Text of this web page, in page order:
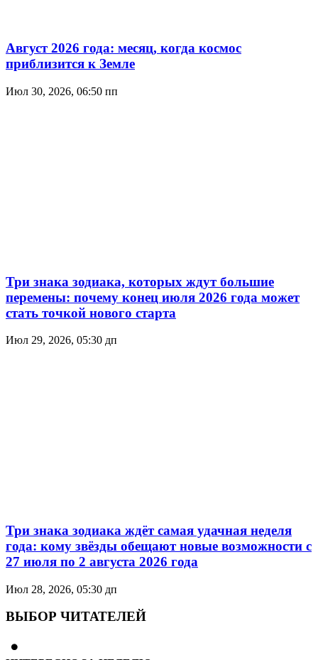
Август 2026 года: месяц, когда космос
приблизится к Земле
Июл 30, 2026, 06:50 пп
Три знака зодиака, которых ждут большие
перемены: почему конец июля 2026 года может
стать точкой нового старта
Июл 29, 2026, 05:30 дп
Три знака зодиака ждёт самая удачная неделя
года: кому звёзды обещают новые возможности с
27 июля по 2 августа 2026 года
Июл 28, 2026, 05:30 дп
ВЫБОР ЧИТАТЕЛЕЙ